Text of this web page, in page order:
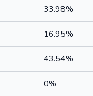
33.98%
16.95%
43.54%
0%